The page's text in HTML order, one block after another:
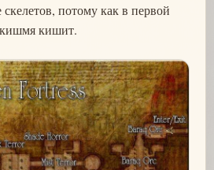
потому как в первой
кишмя кишит.